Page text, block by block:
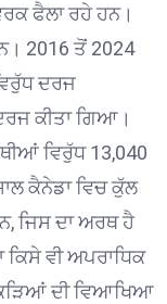
ਫੈਲਾ ਰਹੇ ਹਨ।
2016 ਤੋਂ 2024
ਦਰਜ
ਕੀਤਾ ਗਿਆ।
ਵਿਰੁੱਧ 13,040
ਕੈਨੇਡਾ ਵਿਚ ਕੁੱਲ
ਜਿਸ ਦਾ ਅਰਥ ਹੈ
ਵੀ ਅਪਰਾਧਿਕ
ਦੀ ਵਿਆਖਿਆ